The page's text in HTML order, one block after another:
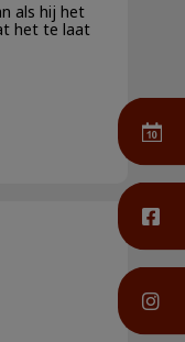
als hij het
het te laat